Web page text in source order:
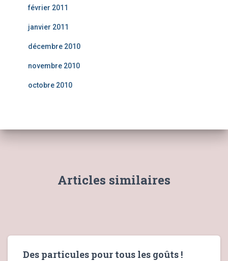
février 2011
janvier 2011
décembre 2010
novembre 2010
octobre 2010
Articles similaires
Des particules pour tous les goûts !